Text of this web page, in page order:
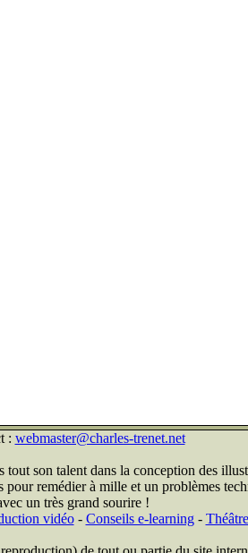
: webmaster@charles-trenet.net
son talent dans la conception des
remédier à mille et un problèmes
un très grand sourire !
vidéo- Conseils e-learning-